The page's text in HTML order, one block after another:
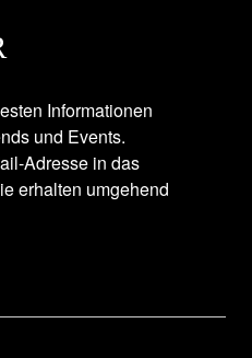
Informationen
und Events.
Adresse in das
erhalten umgehend